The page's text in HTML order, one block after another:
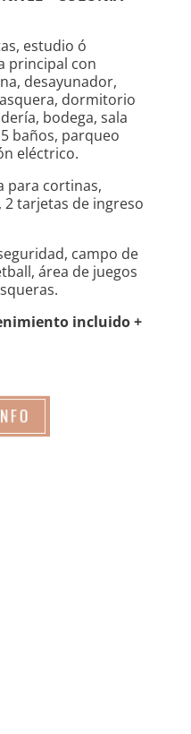
estudio ó
principal con
desayunador,
dormitorio
bodega, sala
baños, parqueo
eléctrico.
para cortinas,
tarjetas de ingreso
campo de
área de juegos
incluido +